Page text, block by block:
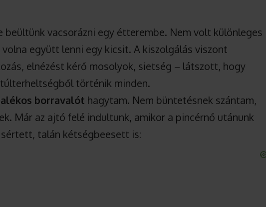
beültünk vacsorázni egy étterembe. Nem volt különleges
együtt lenni egy kicsit. A kiszolgálás viszont
elnézést kérő mosolyok, sietség – látszott, hogy
túlterheltségből történik minden.
borravalót hagytam. Nem büntetésnek szántam,
Már az ajtó felé indultunk, amikor a pincérnő utánunk
talán kétségbeesett is: